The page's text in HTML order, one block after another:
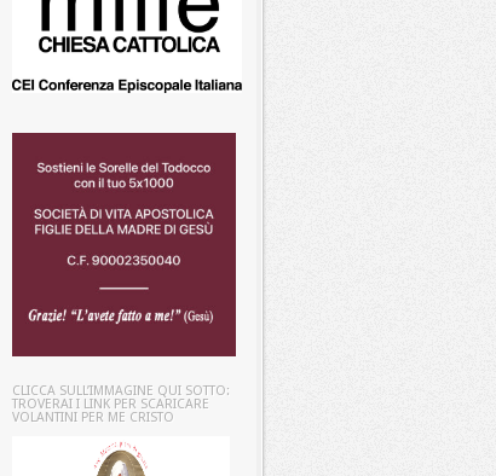
CLICCA SULL’IMMAGINE QUI SOTTO:
TROVERAI I LINK PER SCARICARE
VOLANTINI PER ME CRISTO